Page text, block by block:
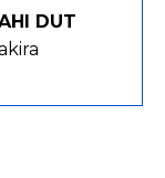
DUT